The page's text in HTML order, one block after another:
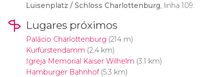
Luisenplatz / Schloss Charlottenburg, linha 109.
Lugares próximos
Palácio Charlottenburg (214 m)
Kurfürstendamm (2.4 km)
Igreja Memorial Kaiser Wilhelm (3.1 km)
Hamburger Bahnhof(5.3 km)